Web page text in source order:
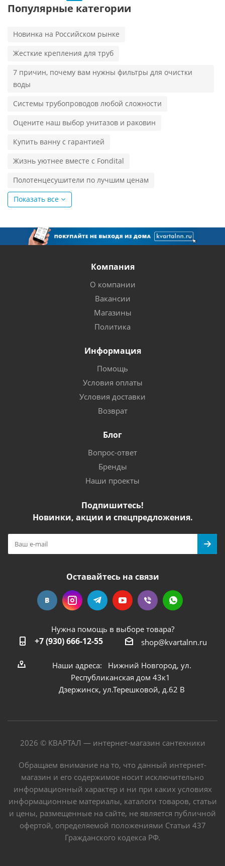
Популярные категории
Новинка на Российском рынке
Жесткие крепления для труб
7 причин, почему вам нужны фильтры для очистки
воды
Системы трубопроводов любой сложности
Оцените наш выбор унитазов и раковин
Купить ванну с гарантией
Жизнь уютнее вместе с Fondital
Полотенцесушители по лучшим ценам
Показать все
Компания
О компании
Вакансии
Магазины
Политика
Информация
Помощь
Условия оплаты
Условия доставки
Возврат
Блог
Вопрос-ответ
Бренды
Наши проекты
Подпишитесь!
Новинки, акции и спецпредложения.
Оставайтесь на связи
Нужна помощь в выборе товара?
+7 (930) 666-12-55 shop@kvartalnn.ru
Наши адреса: Нижний Новгород, ул.
Республиканская дом 43к1
Дзержинск, ул.Терешковой, д.62 В
2026 © КВАРТАЛ — интернет-магазин сантехники
Обращаем внимание на то, что данный интернет-
магазин и его содержимое носит исключительно
информационный характер и ни при каких условиях
информационные материалы, каталоги товаров, статьи
и цены, размещенные на сайте, не является публичной
офертой, определяемой положениями Статьи 437
Гражданского кодекса РФ.